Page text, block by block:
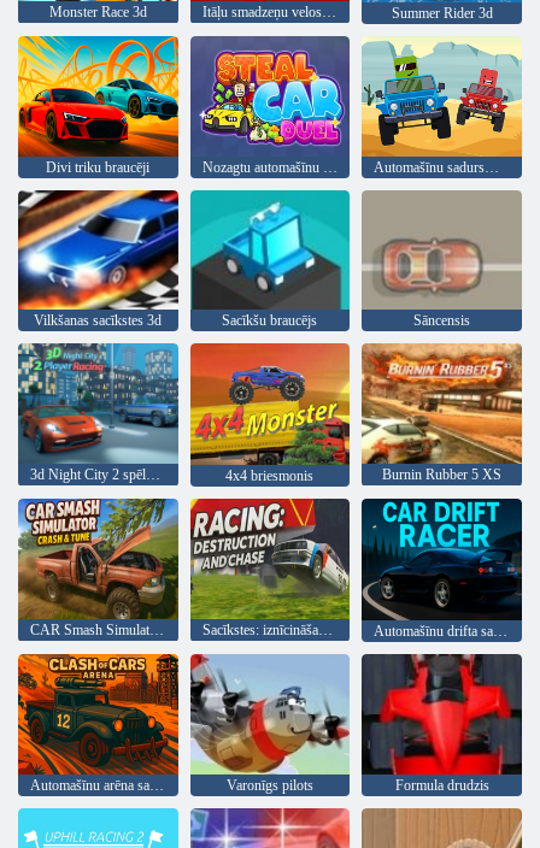
Monster Race 3d Itāļu smadzeņu velosipēdu skriešanās Summer Rider 3d
Divi triku braucēji Nozagtu automašīnu duelis Automašīnu sadursmes meistars
Vilkšanas sacīkstes 3d Sacīkšu braucējs Sāncensis
3d Night City 2 spēlētāju sacīkstes 4x4 briesmonis Burnin Rubber 5 XS
Sacīkstes: iznīcināšana un pakaļdzīšanās Automašīnu drifta sacīkšu braucējs
Varonīgs pilots Formula drudzis